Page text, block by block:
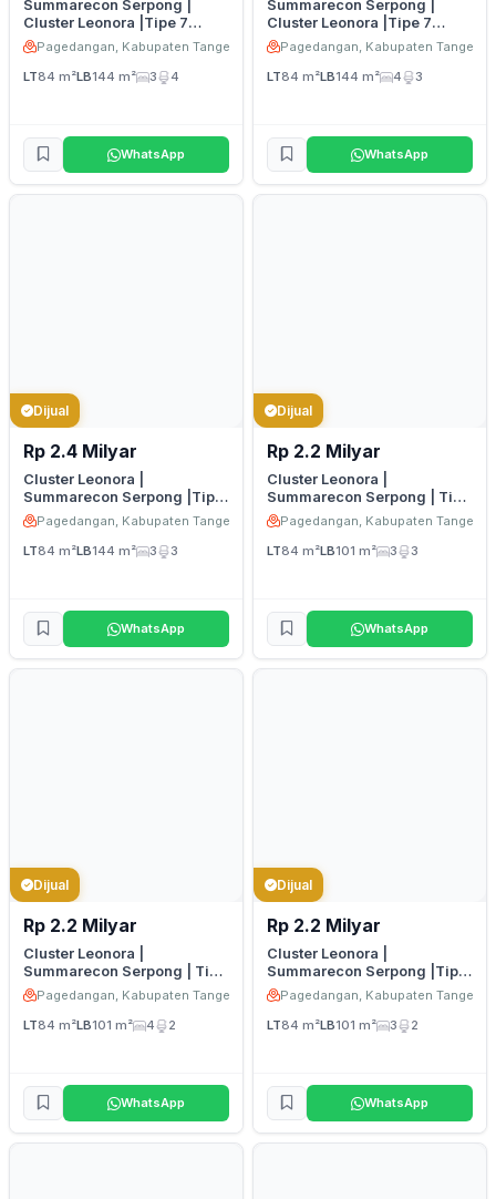
Summarecon Serpong |
Cluster Leonora |Tipe 7
Premium Attic 3
Pagedangan, Kabupaten Tangerang
LT84 m²LB144 m² 3 4
WhatsApp
Summarecon Serpong |
Cluster Leonora |Tipe 7
Premium Attic 2
Pagedangan, Kabupaten
LT84 m²LB144 m² 4 3
WhatsApp
Dijual
Rp 2.4 Milyar
Cluster Leonora |
Summarecon Serpong |Tipe
7 Premium Attic 1
Pagedangan, Kabupaten Tangerang
LT84 m²LB144 m² 3 3
WhatsApp
Dijual
Rp 2.2 Milyar
Cluster Leonora |
Summarecon Serpong | Tipe
7 Premium 3
Pagedangan, Kabupaten
LT84 m²LB101 m² 3 3
WhatsApp
Dijual
Rp 2.2 Milyar
Cluster Leonora |
Summarecon Serpong | Tipe
7 Premium 2
Pagedangan, Kabupaten Tangerang
LT84 m²LB101 m² 4 2
WhatsApp
Dijual
Rp 2.2 Milyar
Cluster Leonora |
Summarecon Serpong |Tipe
7 Premium 1
Pagedangan, Kabupaten
LT84 m²LB101 m² 3 2
WhatsApp